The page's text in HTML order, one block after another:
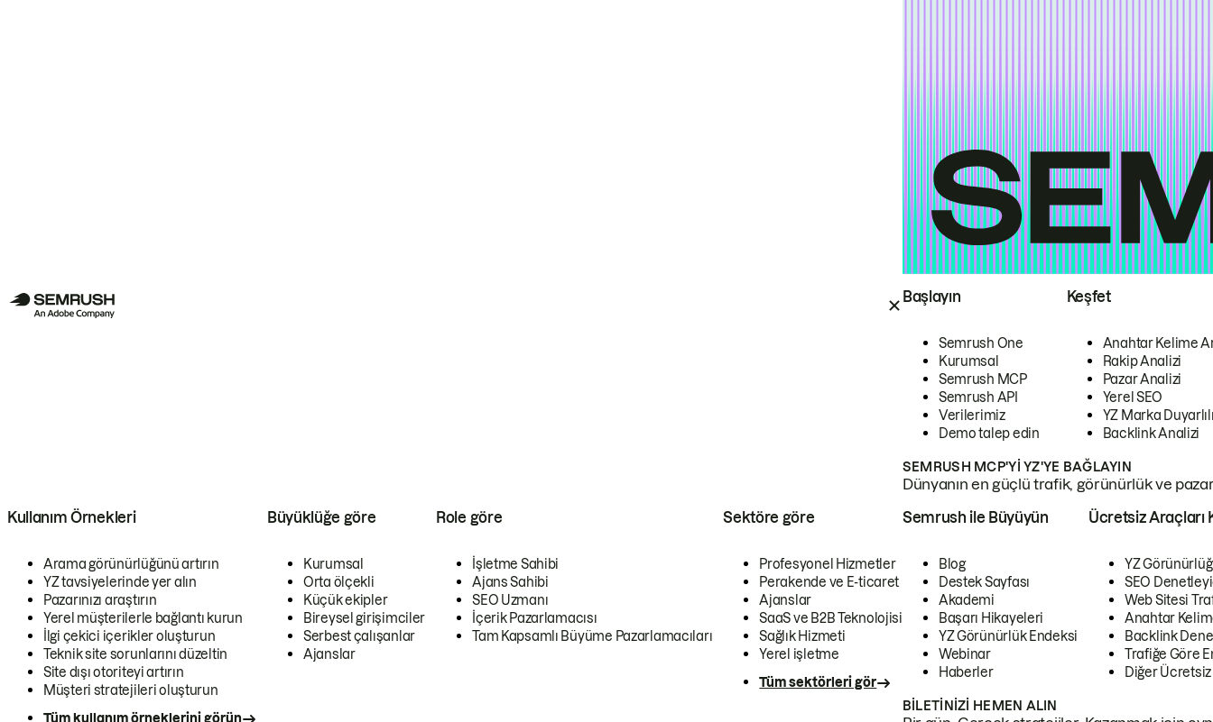
Başlayın
Semrush One
Kurumsal
Semrush MCP
Semrush API
Verilerimiz
Demo talep edin
Keşfet
Anahtar Kelime
Rakip Analizi
Pazar Analizi
Yerel SEO
YZ Marka
Backlink Analizi
SEMRUSH MCP'YI YZ'YE BAĞLAYIN
Dünyanın en güçlü trafik, görünürlük ve
Kullanım Örnekleri
Arama görünürlüğünü artırın
YZ tavsiyelerinde yer alın
Pazarınızı araştırın
Yerel müşterilerle bağlantı kurun
İlgi çekici içerikler oluşturun
Teknik site sorunlarını düzeltin
Site dışı otoriteyi artırın
Müşteri stratejileri oluşturun
Tüm kullanım örneklerini görün
Büyüklüğe göre
Kurumsal
Orta ölçekli
Küçük ekipler
Bireysel girişimciler
Serbest çalışanlar
Ajanslar
Role göre
İşletme Sahibi
Ajans Sahibi
SEO Uzmanı
İçerik Pazarlamacısı
Tam Kapsamlı Büyüme Pazarlamacıları
Sektöre göre
Profesyonel Hizmetler
Perakende ve E-ticaret
Ajanslar
SaaS ve B2B Teknolojisi
Sağlık Hizmeti
Yerel işletme
Tüm sektörleri gör
Semrush ile Büyüyün
Blog
Destek Sayfası
Akademi
Başarı Hikayeleri
YZ Görünürlük Endeksi
Webinar
Haberler
Ücretsiz Araçları
YZ
SEO
Web Sitesi
Anahtar
Backlink
Trafiğe Göre
Diğer
BILETINIZI HEMEN ALIN